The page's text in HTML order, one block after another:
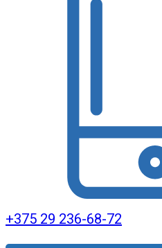
+375 29 236-68-72